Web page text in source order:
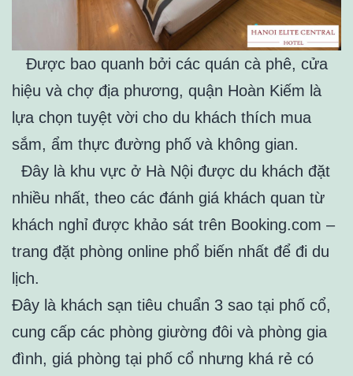
Được bao quanh bởi các quán cà phê, cửa
hiệu và chợ địa phương, quận Hoàn Kiếm là
lựa chọn tuyệt vời cho du khách thích mua
sắm, ẩm thực đường phố và không gian.
Đây là khu vực ở Hà Nội được du khách đặt
nhiều nhất, theo các đánh giá khách quan từ
khách nghỉ được khảo sát trên Booking.com –
trang đặt phòng online phổ biến nhất để đi du
lịch.
Đây là khách sạn tiêu chuẩn 3 sao tại phố cổ,
cung cấp các phòng giường đôi và phòng gia
đình, giá phòng tại phố cổ nhưng khá rẻ có